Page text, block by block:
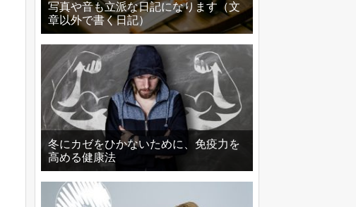
写真や音も立派な日記になります（文
章以外で書く日記）
冬にカゼをひかないために、免疫力を
高める健康法